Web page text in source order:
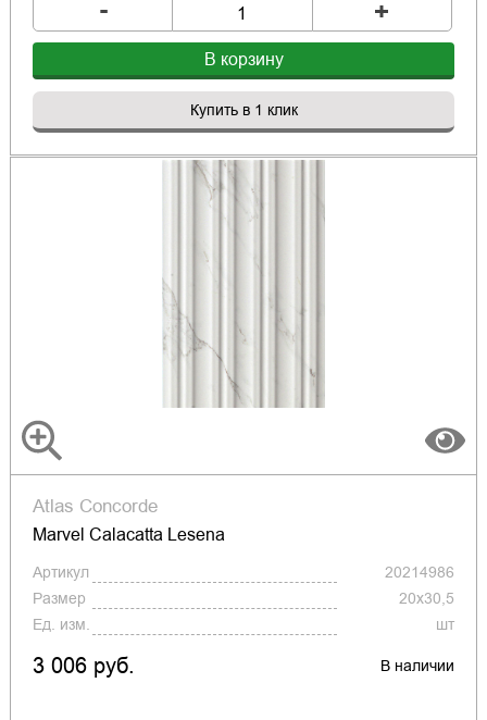
- +
В корзину
Купить в 1 клик
Atlas Concorde
Marvel Calacatta Lesena
Артикул
20214986
Размер
20x30,5
Ед. изм.
шт
3 006 руб. В наличии